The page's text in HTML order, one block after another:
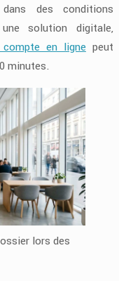
des conditions
solution digitale,
compte en lignepeut
minutes.
lors des